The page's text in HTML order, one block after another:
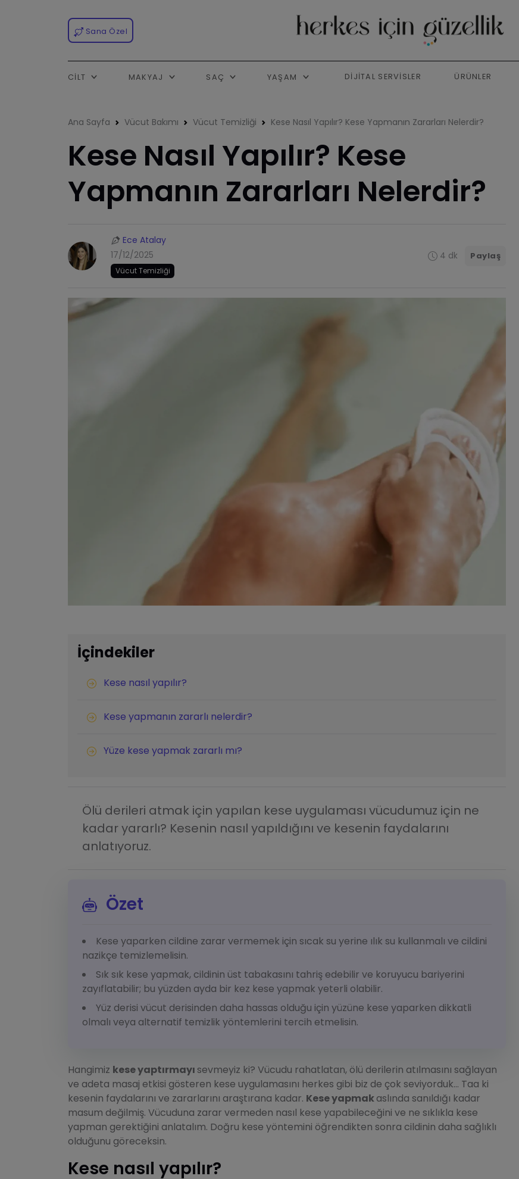
Sana Özel
CILT MAKYAJ SAÇ YAŞAM DIJITAL SERVISLER ÜRÜNLER
Ana Sayfa Vücut Bakımı Vücut Temizliği Kese Nasıl Yapılır? Kese Yapmanın Zararları Nelerdir?
Kese Nasıl Yapılır? Kese
Yapmanın Zararları Nelerdir?
Ece Atalay
17/12/2025
Vücut Temizliği
4 dk Paylaş
İçindekiler
Kese nasıl yapılır?
Kese yapmanın zararlı nelerdir?
Yüze kese yapmak zararlı mı?
Ölü derileri atmak için yapılan kese uygulaması vücudumuz için ne
kadar yararlı? Kesenin nasıl yapıldığını ve kesenin faydalarını
anlatıyoruz.
Özet
Kese yaparken cildine zarar vermemek için sıcak su yerine ılık su kullanmalı ve cildini
nazikçe temizlemelisin.
Sık sık kese yapmak, cildinin üst tabakasını tahriş edebilir ve koruyucu bariyerini
zayıflatabilir; bu yüzden ayda bir kez kese yapmak yeterli olabilir.
Yüz derisi vücut derisinden daha hassas olduğu için yüzüne kese yaparken dikkatli
olmalı veya alternatif temizlik yöntemlerini tercih etmelisin.
Hangimiz kese yaptırmayı sevmeyiz ki? Vücudu rahatlatan, ölü derilerin atılmasını sağlayan
ve adeta masaj etkisi gösteren kese uygulamasını herkes gibi biz de çok seviyorduk... Taa ki
kesenin faydalarını ve zararlarını araştırana kadar. Kese yapmakaslında sanıldığı kadar
masum değilmiş. Vücuduna zarar vermeden nasıl kese yapabileceğini ve ne sıklıkla kese
yapman gerektiğini anlatalım. Doğru kese yöntemini öğrendikten sonra cildinin daha sağlıklı
olduğunu göreceksin.
Kese nasıl yapılır?